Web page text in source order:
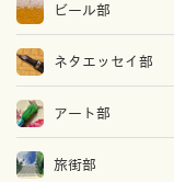
ビール部
ネタエッセイ部
アート部
旅街部